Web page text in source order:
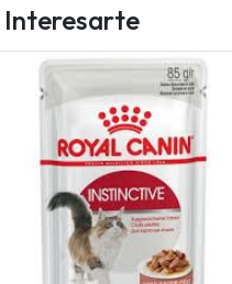
Interesarte